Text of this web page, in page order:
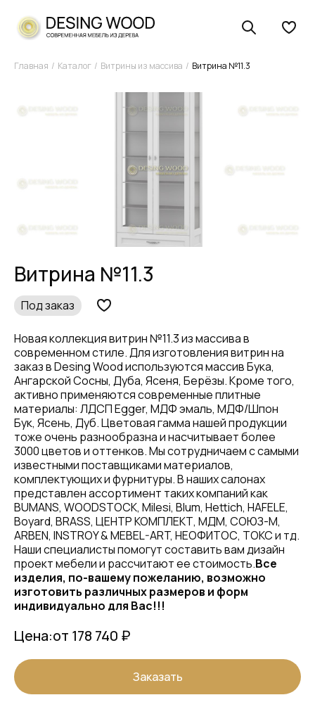
Главная Каталог Витрины из массива Витрина №11.3
Витрина №11.3
Под заказ
Новая коллекция витрин №11.3 из массива в
современном стиле. Для изготовления витрин на
заказ в Desing Wood используются массив Бука,
Ангарской Сосны, Дуба, Ясеня, Берёзы. Кроме того,
активно применяются современные плитные
материалы: ЛДСП Egger, МДФ эмаль, МДФ/Шпон
Бук, Ясень, Дуб. Цветовая гамма нашей продукции
тоже очень разнообразна и насчитывает более
3000 цветов и оттенков. Мы сотрудничаем с самыми
известными поставщиками материалов,
комплектующих и фурнитуры. В наших салонах
представлен ассортимент таких компаний как
BUMANS, WOODSTOCK, Milesi, Blum, Hettich, HAFELE,
Boyard, BRASS, ЦЕНТР КОМПЛЕКТ, МДМ, СОЮЗ-М,
ARBEN, INSTROY & MEBEL-ART, НЕОФИТОС, ТОКС и тд.
Наши специалисты помогут составить вам дизайн
проект мебели и рассчитают ее стоимость.Все
изделия, по-вашему пожеланию, возможно
изготовить различных размеров и форм
индивидуально для Вас!!!
Цена:от 178 740 ₽
Заказать